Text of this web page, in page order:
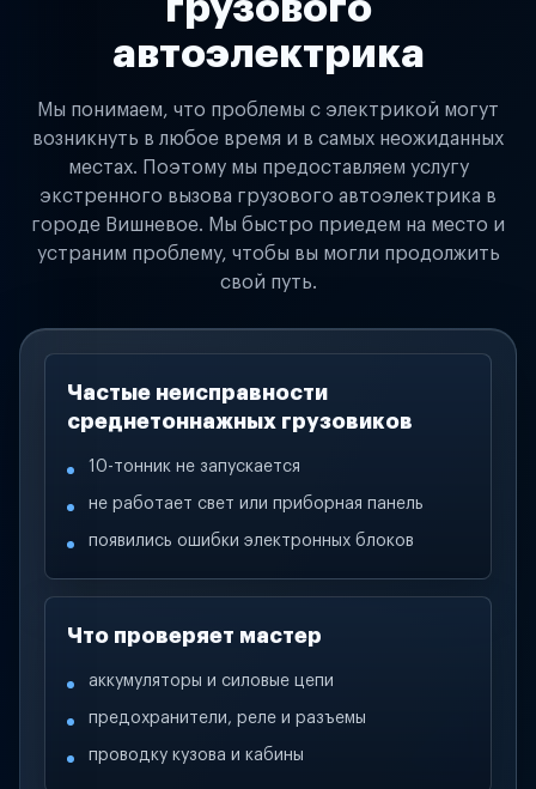
грузового
автоэлектрика
Мы понимаем, что проблемы с электрикой могут
возникнуть в любое время и в самых неожиданных
местах. Поэтому мы предоставляем услугу
экстренного вызова грузового автоэлектрика в
городе Вишневое. Мы быстро приедем на место и
устраним проблему, чтобы вы могли продолжить
свой путь.
Частые неисправности
среднетоннажных грузовиков
10-тонник не запускается
не работает свет или приборная панель
появились ошибки электронных блоков
Что проверяет мастер
аккумуляторы и силовые цепи
предохранители, реле и разъемы
проводку кузова и кабины